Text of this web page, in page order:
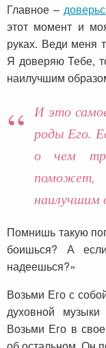
Главное –
этот момент и
руках. Веди меня
Я доверяю Тебе,
наилучшим
И это
роды Его.
о чем
поможет,
наилучшим
Помнишь такую
боишься? А
надеешься?»
Возьми Его с
духовной
Возьми Его в